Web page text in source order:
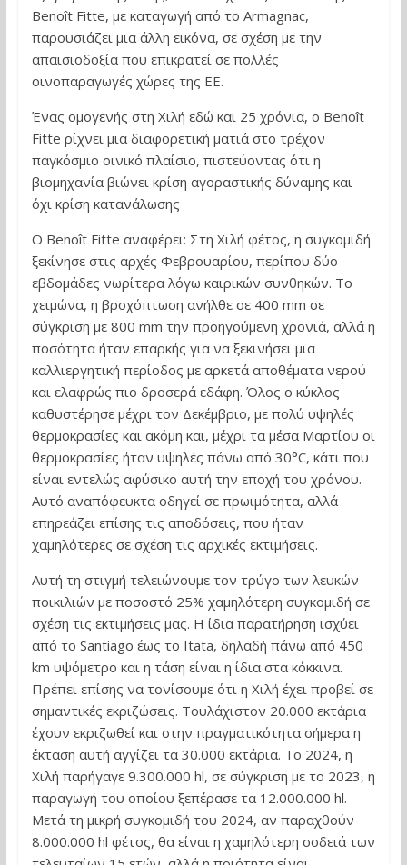
Benoît Fitte, με καταγωγή από το Armagnac,
παρουσιάζει μια άλλη εικόνα, σε σχέση με την
απαισιοδοξία που επικρατεί σε πολλές
οινοπαραγωγές χώρες της ΕΕ.
Ένας ομογενής στη Χιλή εδώ και 25 χρόνια, ο Benoît
Fitte ρίχνει μια διαφορετική ματιά στο τρέχον
παγκόσμιο οινικό πλαίσιο, πιστεύοντας ότι η
βιομηχανία βιώνει κρίση αγοραστικής δύναμης και
όχι κρίση κατανάλωσης
Ο Benoît Fitte αναφέρει: Στη Χιλή φέτος, η συγκομιδή
ξεκίνησε στις αρχές Φεβρουαρίου, περίπου δύο
εβδομάδες νωρίτερα λόγω καιρικών συνθηκών. Το
χειμώνα, η βροχόπτωση ανήλθε σε 400 mm σε
σύγκριση με 800 mm την προηγούμενη χρονιά, αλλά η
ποσότητα ήταν επαρκής για να ξεκινήσει μια
καλλιεργητική περίοδος με αρκετά αποθέματα νερού
και ελαφρώς πιο δροσερά εδάφη. Όλος ο κύκλος
καθυστέρησε μέχρι τον Δεκέμβριο, με πολύ υψηλές
θερμοκρασίες και ακόμη και, μέχρι τα μέσα Μαρτίου οι
θερμοκρασίες ήταν υψηλές πάνω από 30°C, κάτι που
είναι εντελώς αφύσικο αυτή την εποχή του χρόνου.
Αυτό αναπόφευκτα οδηγεί σε πρωιμότητα, αλλά
επηρεάζει επίσης τις αποδόσεις, που ήταν
χαμηλότερες σε σχέση τις αρχικές εκτιμήσεις.
Αυτή τη στιγμή τελειώνουμε τον τρύγο των λευκών
ποικιλιών με ποσοστό 25% χαμηλότερη συγκομιδή σε
σχέση τις εκτιμήσεις μας. Η ίδια παρατήρηση ισχύει
από το Santiago έως το Itata, δηλαδή πάνω από 450
km υψόμετρο και η τάση είναι η ίδια στα κόκκινα.
Πρέπει επίσης να τονίσουμε ότι η Χιλή έχει προβεί σε
σημαντικές εκριζώσεις. Τουλάχιστον 20.000 εκτάρια
έχουν εκριζωθεί και στην πραγματικότητα σήμερα η
έκταση αυτή αγγίζει τα 30.000 εκτάρια. Το 2024, η
Χιλή παρήγαγε 9.300.000 hl, σε σύγκριση με το 2023, η
παραγωγή του οποίου ξεπέρασε τα 12.000.000 hl.
Μετά τη μικρή συγκομιδή του 2024, αν παραχθούν
8.000.000 hl φέτος, θα είναι η χαμηλότερη σοδειά των